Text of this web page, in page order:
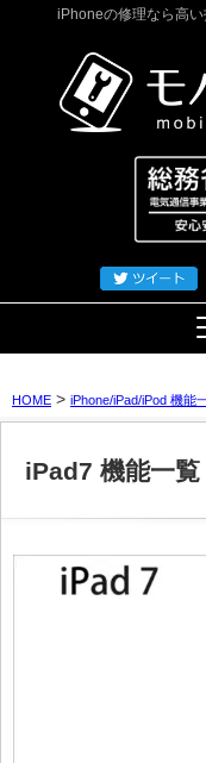
iPhoneの修理なら高い
HOME > iPhone/iPad/iPod 機能
iPad7 機能一覧